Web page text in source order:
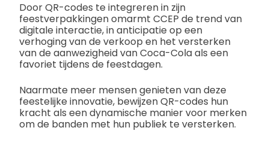
Door QR-codes te integreren in zijn
feestverpakkingen omarmt CCEP de trend van
digitale interactie, in anticipatie op een
verhoging van de verkoop en het versterken
van de aanwezigheid van Coca-Cola als een
favoriet tijdens de feestdagen.
Naarmate meer mensen genieten van deze
feestelijke innovatie, bewijzen QR-codes hun
kracht als een dynamische manier voor merken
om de banden met hun publiek te versterken.